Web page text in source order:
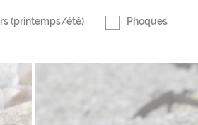
(printemps/été) Phoques